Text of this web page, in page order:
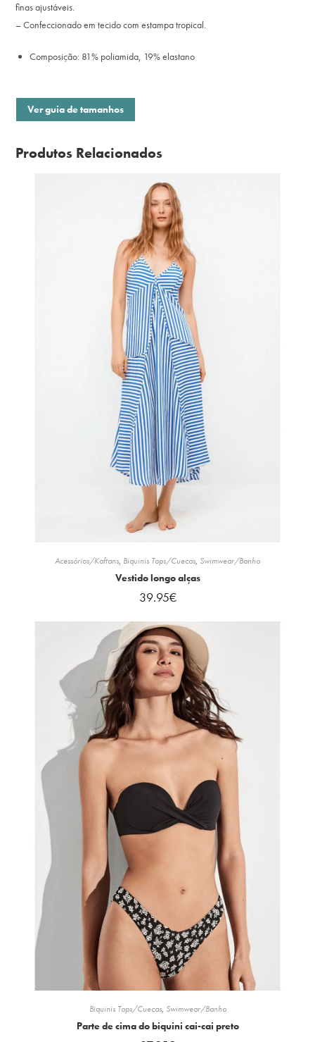
finas ajustáveis.
– Confeccionado em tecido com estampa tropical.
Composição: 81% poliamida, 19% elastano
Ver guia de tamanhos
Produtos Relacionados
Acessórios/Kaftans, Biquinis Tops/Cuecas, Swimwear/Banho
Vestido longo alças
39.95€
Biquinis Tops/Cuecas, Swimwear/Banho
Parte de cima do biquini cai-cai preto